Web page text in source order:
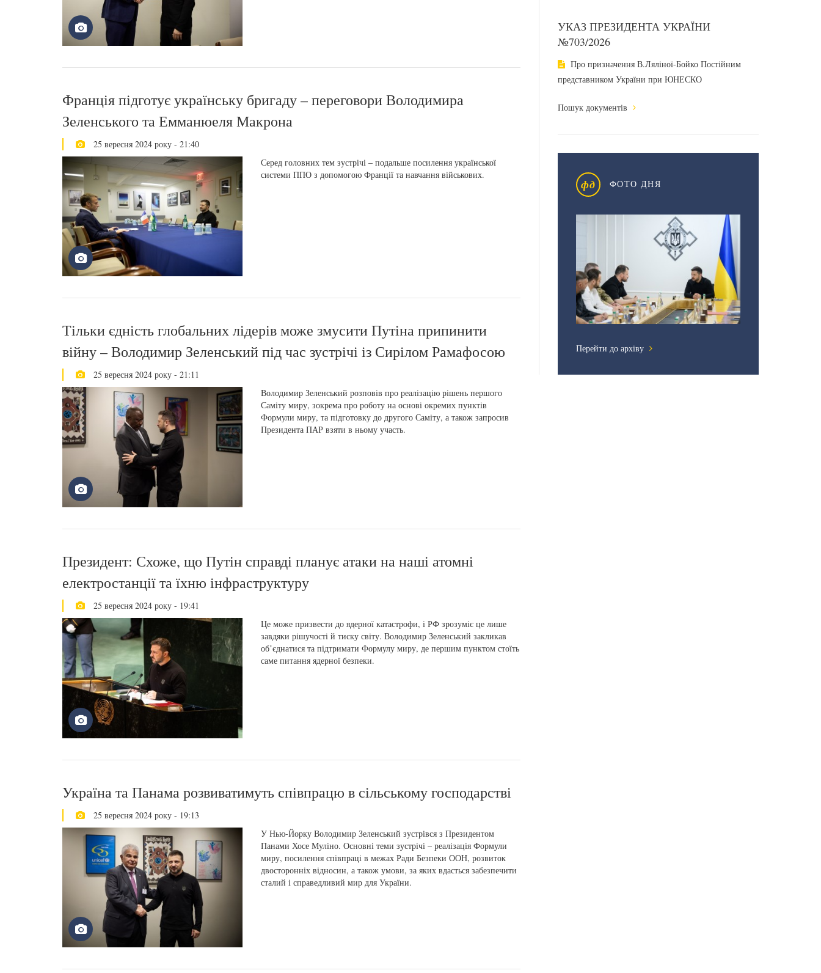
УКАЗ ПРЕЗИДЕНТА УКРАЇНИ
№703/2026
Про призначення В.Ляліної-Бойко Постійним
представником України при ЮНЕСКО
Пошук документів
фд ФОТО ДНЯ
Перейти до архіву
Франція підготує українську бригаду – переговори Володимира
Зеленського та Емманюеля Макрона
25 вересня 2024 року - 21:40
Серед головних тем зустрічі – подальше посилення української
системи ППО з допомогою Франції та навчання військових.
Тільки єдність глобальних лідерів може змусити Путіна припинити
війну – Володимир Зеленський під час зустрічі із Сирілом Рамафосою
25 вересня 2024 року - 21:11
Володимир Зеленський розповів про реалізацію рішень першого
Саміту миру, зокрема про роботу на основі окремих пунктів
Формули миру, та підготовку до другого Саміту, а також запросив
Президента ПАР взяти в ньому участь.
Президент: Схоже, що Путін справді планує атаки на наші атомні
електростанції та їхню інфраструктуру
25 вересня 2024 року - 19:41
Це може призвести до ядерної катастрофи, і РФ зрозуміє це лише
завдяки рішучості й тиску світу. Володимир Зеленський закликав
обʼєднатися та підтримати Формулу миру, де першим пунктом стоїть
саме питання ядерної безпеки.
Україна та Панама розвиватимуть співпрацю в сільському господарстві
25 вересня 2024 року - 19:13
У Нью-Йорку Володимир Зеленський зустрівся з Президентом
Панами Хосе Муліно. Основні теми зустрічі – реалізація Формули
миру, посилення співпраці в межах Ради Безпеки ООН, розвиток
двосторонніх відносин, а також умови, за яких вдасться забезпечити
сталий і справедливий мир для України.